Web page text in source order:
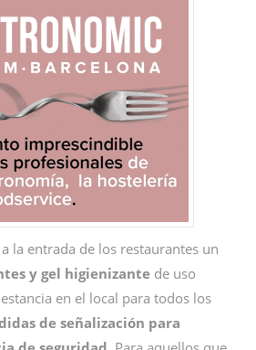
la entrada de los restaurantes un
y gel higienizante de uso
en el local para todos los
de señalización para